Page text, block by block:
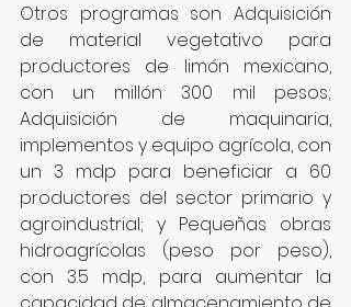
Otros programas son Adquisición
de material vegetativo para
productores de limón mexicano,
con un millón 300 mil pesos;
Adquisición de maquinaria,
implementos y equipo agrícola, con
un 3 mdp para beneficiar a 60
productores del sector primario y
agroindustrial; y Pequeñas obras
hidroagrícolas (peso por peso),
con 3.5 mdp, para aumentar la